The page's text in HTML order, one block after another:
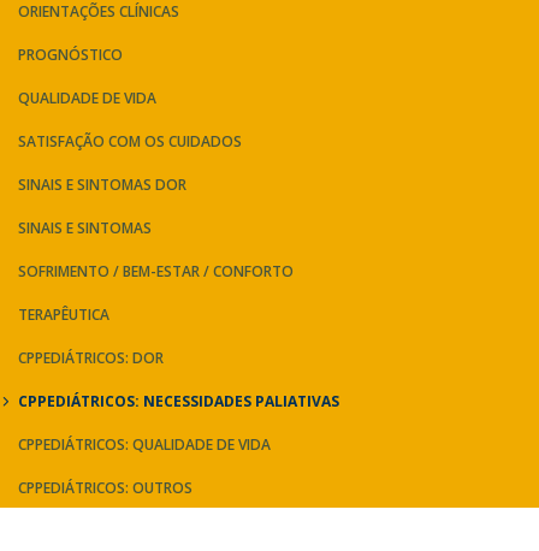
ORIENTAÇÕES CLÍNICAS
PROGNÓSTICO
QUALIDADE DE VIDA
SATISFAÇÃO COM OS CUIDADOS
SINAIS E SINTOMAS DOR
SINAIS E SINTOMAS
SOFRIMENTO / BEM-ESTAR / CONFORTO
TERAPÊUTICA
CPPEDIÁTRICOS: DOR
CPPEDIÁTRICOS: NECESSIDADES PALIATIVAS
CPPEDIÁTRICOS: QUALIDADE DE VIDA
CPPEDIÁTRICOS: OUTROS